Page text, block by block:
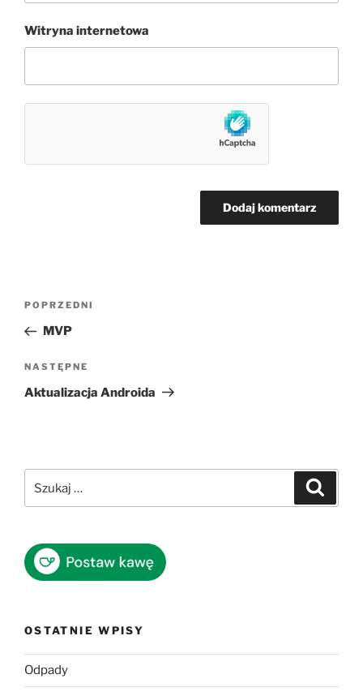
Witryna internetowa
Nawigacja
Poprzedni
wpis
POPRZEDNI
MVP
Następny
wpis
NASTĘPNE
Aktualizacja Androida
OSTATNIE WPISY
Odpady